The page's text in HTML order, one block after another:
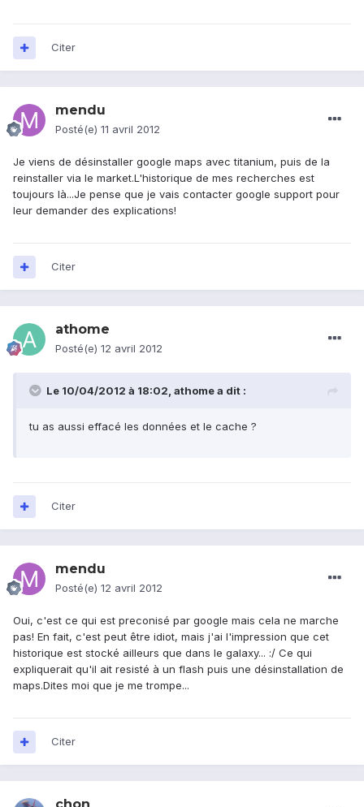
Citer
mendu
Posté(e) 11 avril 2012
Je viens de désinstaller google maps avec titanium, puis de la
reinstaller via le market.L'historique de mes recherches est
toujours là...Je pense que je vais contacter google support pour
leur demander des explications!
Citer
athome
Posté(e) 12 avril 2012
Le 10/04/2012 à 18:02, athome a dit :
tu as aussi effacé les données et le cache ?
Citer
mendu
Posté(e) 12 avril 2012
Oui, c'est ce qui est preconisé par google mais cela ne marche
pas! En fait, c'est peut être idiot, mais j'ai l'impression que cet
historique est stocké ailleurs que dans le galaxy... :/ Ce qui
expliquerait qu'il ait resisté à un flash puis une désinstallation de
maps.Dites moi que je me trompe...
Citer